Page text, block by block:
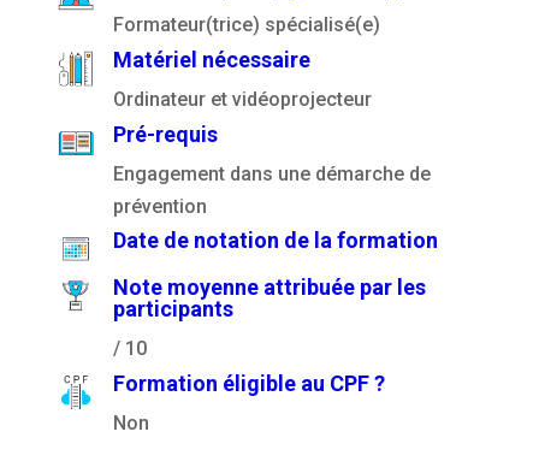
Formateur(trice) spécialisé(e)
Matériel nécessaire
Ordinateur et vidéoprojecteur
Pré-requis
Engagement dans une démarche de
prévention
Date de notation de la formation
Note moyenne attribuée par les
participants
/ 10
Formation éligible au CPF ?
Non